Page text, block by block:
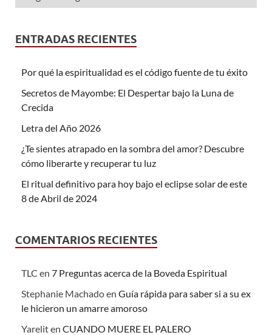
ENTRADAS RECIENTES
Por qué la espiritualidad es el código fuente de tu éxito
Secretos de Mayombe: El Despertar bajo la Luna de
Crecida
Letra del Año 2026
¿Te sientes atrapado en la sombra del amor? Descubre
cómo liberarte y recuperar tu luz
El ritual definitivo para hoy bajo el eclipse solar de este
8 de Abril de 2024
COMENTARIOS RECIENTES
TLC en 7 Preguntas acerca de la Boveda Espiritual
Stephanie Machadoen Guía rápida para saber si a su ex
le hicieron un amarre amoroso
Yareliten CUANDO MUERE EL PALERO